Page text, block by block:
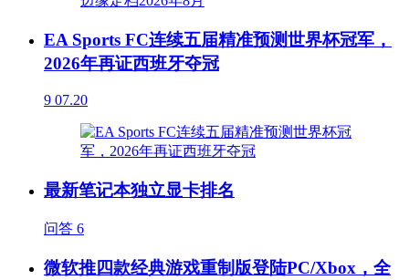
EA Sports FC连续五届精准预测世界杯冠军，
2026年再证西班牙夺冠
9 07.20
最新笔记本独立显卡排名
问答 6
微软推四款经典游戏重制版登陆PC/Xbox，全